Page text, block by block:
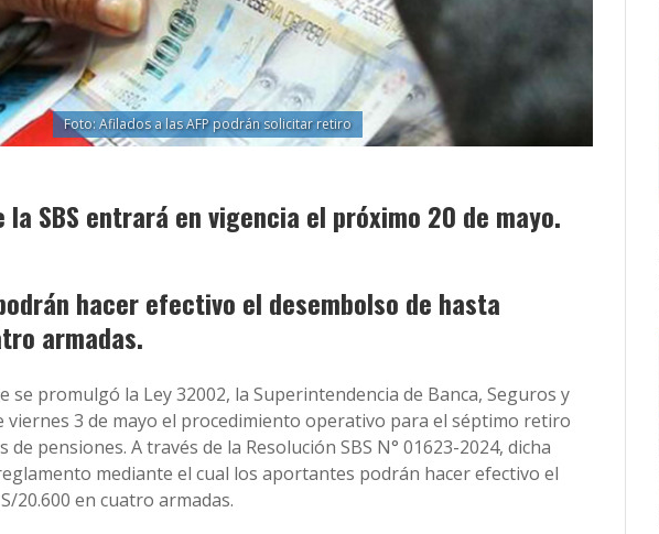
Foto: Afilados a las AFP podrán solicitar retiro
la SBS entrará en vigencia el próximo 20 de mayo.
hacer efectivo el desembolso de hasta
armadas.
se promulgó la Ley 32002, la Superintendencia de Banca, Seguros y
viernes 3 de mayo el procedimiento operativo para el séptimo retiro
pensiones. A través de la Resolución SBS N° 01623-2024, dicha
mediante el cual los aportantes podrán hacer efectivo el
20.600 en cuatro armadas.